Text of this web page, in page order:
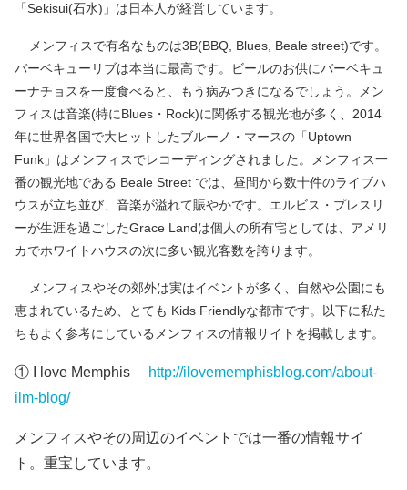
「Sekisui(石水)」は日本人が経営しています。
メンフィスで有名なものは3B(BBQ, Blues, Beale street)です。
バーベキューリブは本当に最高です。ビールのお供にバーベキュ
ーナチョスを一度食べると、もう病みつきになるでしょう。メン
フィスは音楽(特にBlues・Rock)に関係する観光地が多く、2014
年に世界各国で大ヒットしたブルーノ・マースの「Uptown
Funk」はメンフィスでレコーディングされました。メンフィス一
番の観光地である Beale Street では、昼間から数十件のライブハ
ウスが立ち並び、音楽が溢れて賑やかです。エルビス・プレスリ
ーが生涯を過ごしたGrace Landは個人の所有宅としては、アメリ
カでホワイトハウスの次に多い観光客数を誇ります。
メンフィスやその郊外は実はイベントが多く、自然や公園にも
恵まれているため、とても Kids Friendlyな都市です。以下に私た
ちもよく参考にしているメンフィスの情報サイトを掲載します。
① I love Memphis
http://ilovememphisblog.com/about-
ilm-blog/
メンフィスやその周辺のイベントでは一番の情報サイ
ト。重宝しています。